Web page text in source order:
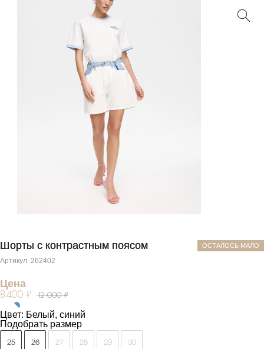
Шорты с контрастным поясом ОСТАЛОСЬ МАЛО
Артикул: 262402
Цена
8400 ₽ 12 000 ₽
Цвет: Белый, синий
Подобрать размер
25 26 27 28 29 30